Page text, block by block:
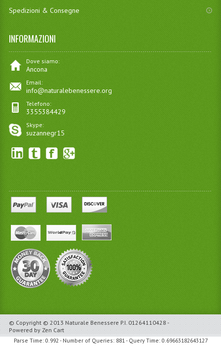
Spedizioni & Consegne
INFORMAZIONI
Dove siamo:
Ancona
Email:
info@naturalebenessere.org
Telefono:
3355384429
Skype:
suzannegr15
© Copyright © 2013 Naturale Benessere P.I. 01264110428 -
Powered by Zen Cart
Parse Time: 0.992 - Number of Queries: 881 - Query Time: 0.69663182643127